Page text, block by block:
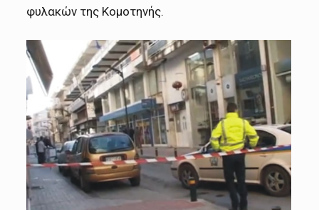
φυλακών της Κομοτηνής.